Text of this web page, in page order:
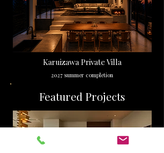
Karuizawa Private Villa
2027 summer completion
Featured Projects